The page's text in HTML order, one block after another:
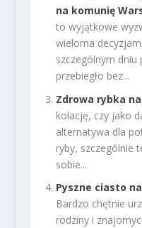
na komunię
to wyjątkowe
wieloma
szczególnym dniu
przebiegło bez...
Zdrowa rybka
kolację, czy jako
alternatywa dla
ryby, szczególnie
sobie...
Pyszne ciasto
Bardzo chętnie
rodziny i